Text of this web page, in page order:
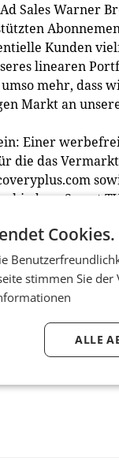
Sales Warner
Kunden
linearen
mehr, dass
Markt an
Einer
die das
Smart
Cookies.
stimmen Sie
ALLE